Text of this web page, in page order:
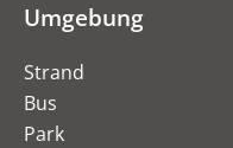
Umgebung
Strand
Bus
Park